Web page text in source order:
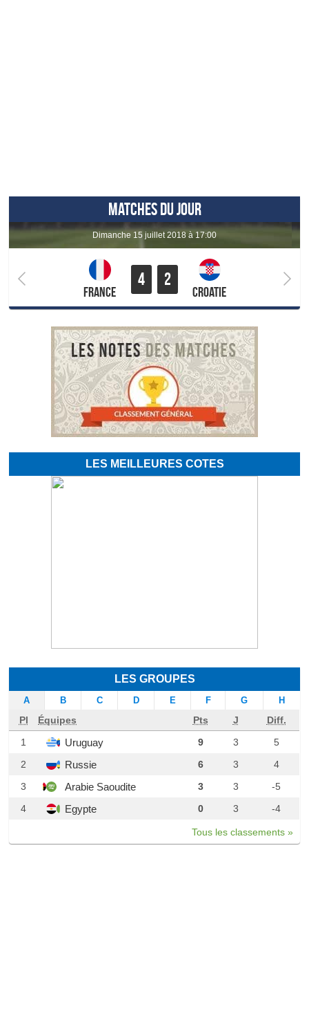
MATCHES DU JOUR
dimanche 15 juillet 2018 à 17:00
France
4 2
Croatie
LES MEILLEURES COTES
LES GROUPES
A B C D E F G H
Pl Équipes Pts J
Diff.
1
Uruguay 9 3
5
2
Russie 6 3
4
3
Arabie Saoudite 3 3
-5
4
Egypte 0 3 -4
Tous les classements »